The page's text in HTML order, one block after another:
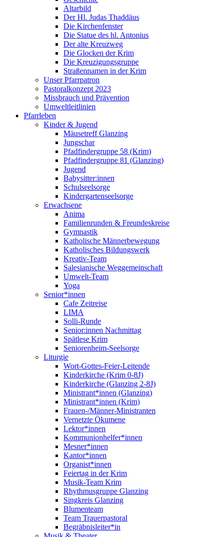
Altarbild
Der Hl. Judas Thaddäus
Die Kirchenfenster
Die Statue des hl. Antonius
Der alte Kreuzweg
Die Glocken der Krim
Die Kreuzigungsgruppe
Straßennamen in der Krim
Unser Pfarrpatron
Pastoralkonzept 2023
Missbrauch und Prävention
Umweltleitlinien
Pfarrleben
Kinder & Jugend
Mäusetreff Glanzing
Jungschar
Pfadfindergruppe 58 (Krim)
Pfadfindergruppe 81 (Glanzing)
Jugend
Babysitter:innen
Schulseelsorge
Kindergartenseelsorge
Erwachsene
Anima
Familienrunden & Freundeskreise
Gymnastik
Katholische Männerbewegung
Katholisches Bildungswerk
Kreativ-Team
Salesianische Weggemeinschaft
Umwelt-Team
Yoga
Senior*innen
Cafe Zeitreise
LIMA
Solli-Runde
Senior:innen Nachmittag
Spätlese Krim
Seniorenheim-Seelsorge
Liturgie
Wort-Gottes-Feier-Leitende
Kinderkirche (Krim 0-8J)
Kinderkirche (Glanzing 2-8J)
Ministrant*innen (Glanzing)
Ministrant*innen (Krim)
Frauen-/Männer-Ministranten
Vernetzte Ökumene
Lektor*innen
Kommunionhelfer*innen
Mesner*innen
Kantor*innen
Organist*innen
Feiertag in der Krim
Musik-Team Krim
Rhythmusgruppe Glanzing
Singkreis Glanzing
Blumenteam
Team Trauerpastoral
Begräbnisleiter*in